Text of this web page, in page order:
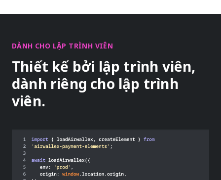
DÀNH CHO LẬP TRÌNH VIÊN
Thiết kế bởi lập trình viên,
dành riêng cho lập trình
viên.